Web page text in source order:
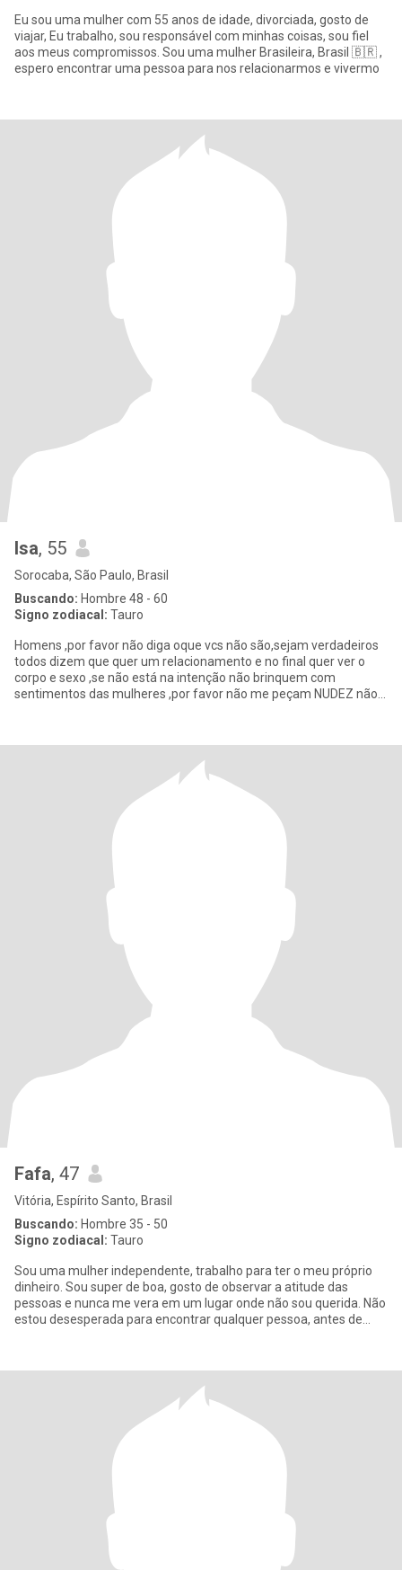
Eu sou uma mulher com 55 anos de idade, divorciada, gosto de
viajar, Eu trabalho, sou responsável com minhas coisas, sou fiel
aos meus compromissos. Sou uma mulher Brasileira, Brasil 🇧🇷 ,
espero encontrar uma pessoa para nos relacionarmos e vivermo
Isa, 55
Sorocaba, São Paulo, Brasil
Buscando: Hombre 48 - 60
Signo zodiacal: Tauro
Homens ,por favor não diga oque vcs não são,sejam verdadeiros
todos dizem que quer um relacionamento e no final quer ver o
corpo e sexo ,se não está na intenção não brinquem com
sentimentos das mulheres ,por favor não me peçam NUDEZ não
Fafa, 47
Vitória, Espírito Santo, Brasil
Buscando: Hombre 35 - 50
Signo zodiacal: Tauro
Sou uma mulher independente, trabalho para ter o meu próprio
dinheiro. Sou super de boa, gosto de observar a atitude das
pessoas e nunca me vera em um lugar onde não sou querida. Não
estou desesperada para encontrar qualquer pessoa, antes de